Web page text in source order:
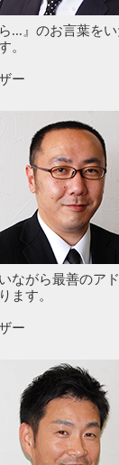
...』のお言葉を
。
ー
ながら最善のア
ます。
ー